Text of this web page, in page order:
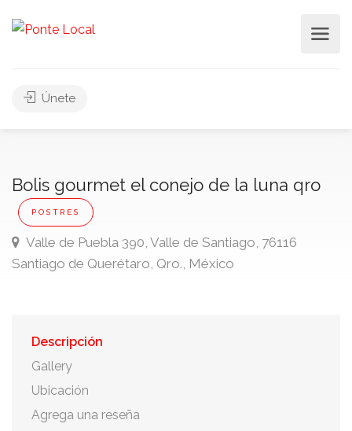
Únete
Bolis gourmet el conejo de la luna qro
POSTRES
Valle de Puebla 390, Valle de Santiago, 76116
Santiago de Querétaro, Qro., México
Descripción
Gallery
Ubicación
Agrega una reseña